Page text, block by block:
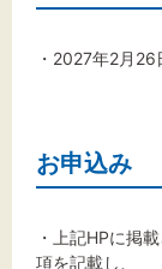
・2027年2月
お申込み
・上記HPに掲
項を記載し、